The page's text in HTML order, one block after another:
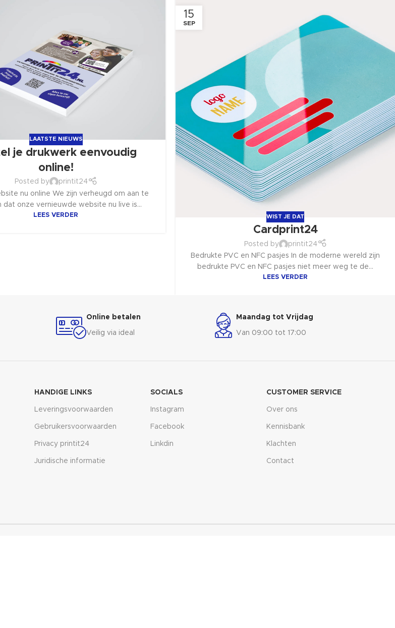
LAATSTE NIEUWS
je drukwerk eenvoudig
online!
Posted by
printit24
nu online We zijn verheugd om aan te
dat onze vernieuwde website nu live is...
LEES VERDER
15
SEP
WIST JE DAT
Cardprint24
Posted by
printit24
Bedrukte PVC en NFC pasjes In de moderne wereld zijn
bedrukte PVC en NFC pasjes niet meer weg te de...
LEES VERDER
Online betalen
Veilig via ideal
Maandag tot Vrijdag
Van 09:00 tot 17:00
HANDIGE LINKS
Leveringsvoorwaarden
Gebruikersvoorwaarden
Privacy printit24
Juridische informatie
SOCIALS
Instagram
Facebook
Linkdin
CUSTOMER SERVICE
Over ons
Kennisbank
Klachten
Contact